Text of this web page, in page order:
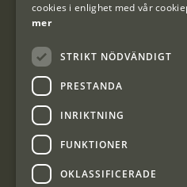
Information om kundklubben.
Interjakt Sweden AB, Årjäng
cookies i enlighet med vår
mer
STRIKT NÖDVÄNDIGT
PRESTANDA
INRIKTNING
FUNKTIONER
OKLASSIFICERADE